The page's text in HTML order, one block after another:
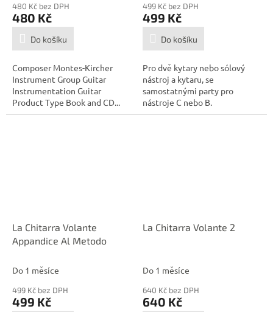
480 Kč bez DPH
480 Kč
Do košíku
Composer Montes-Kircher
Instrument Group Guitar
Instrumentation Guitar
Product Type Book and CD...
499 Kč bez DPH
499 Kč
Do košíku
Pro dvě kytary nebo sólový
nástroj a kytaru, se
samostatnými party pro
nástroje C nebo B.
La Chitarra Volante
Appandice Al Metodo
Do 1 měsíce
499 Kč bez DPH
499 Kč
La Chitarra Volante 2
Do 1 měsíce
640 Kč bez DPH
640 Kč